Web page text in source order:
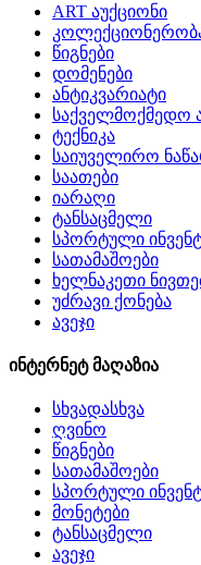
ART აუქციონი
წიგნები
დომენები
ანტიკვარიატი
საქველმოქმედო
ტექნიკა
საიუველირო
საათები
იარაღი
ტანსაცმელი
სპორტული
სათამაშოები
ხელნაკეთი
უძრავი ქონება
ავეჯი
ინტერნეტ მაღაზია
სხვადასხვა
ღვინო
წიგნები
სათამაშოები
სპორტული
მონეტები
ტანსაცმელი
ავეჯი